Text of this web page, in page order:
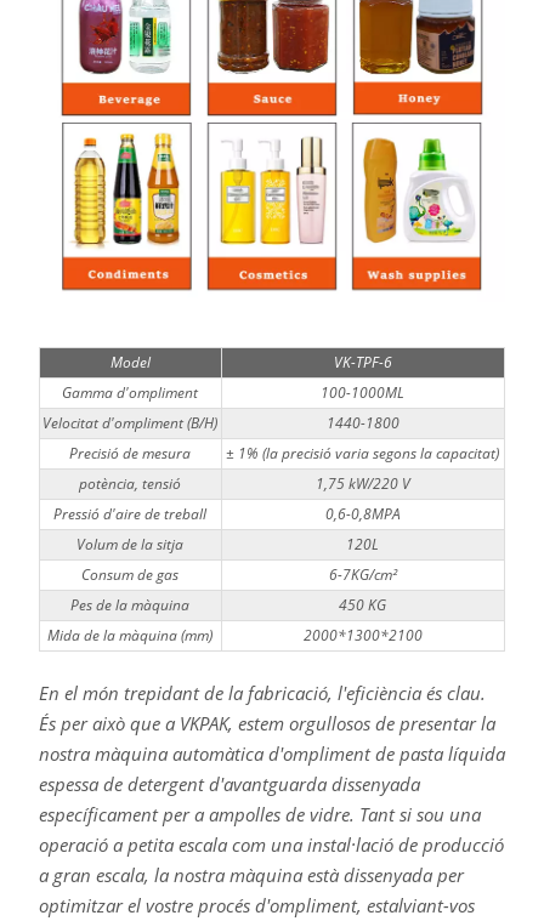
Model
VK-TPF-6
Gamma d'ompliment
100-1000ML
Velocitat d'ompliment (B/H)
1440-1800
Precisió de mesura
± 1% (la precisió varia segons la capacitat)
potència, tensió
1,75 kW/220 V
Pressió d'aire de treball
0,6-0,8MPA
Volum de la sitja
120L
Consum de gas
6-7KG/cm²
Pes de la màquina
450 KG
Mida de la màquina (mm)
2000*1300*2100
En el món trepidant de la fabricació, l'eficiència és clau.
És per això que a VKPAK, estem orgullosos de presentar la
nostra màquina automàtica d'ompliment de pasta líquida
espessa de detergent d'avantguarda dissenyada
específicament per a ampolles de vidre. Tant si sou una
operació a petita escala com una instal·lació de producció
a gran escala, la nostra màquina està dissenyada per
optimitzar el vostre procés d'ompliment, estalviant-vos